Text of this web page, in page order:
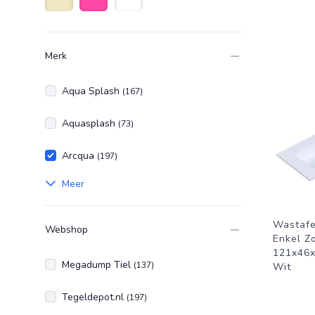
Merk
Aqua Splash (167)
Aquasplash (73)
Arcqua (197)
Meer
Webshop
Megadump Tiel (137)
Tegeldepot.nl (197)
Enkel
Wit